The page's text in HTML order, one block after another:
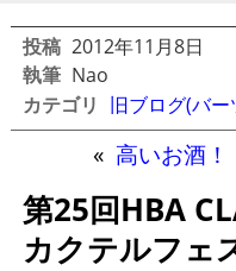
投稿 2012年11月8日
執筆 Nao
カテゴリ 旧ブログ(バー
« 高いお酒！
第25回HBA
カクテルフェ